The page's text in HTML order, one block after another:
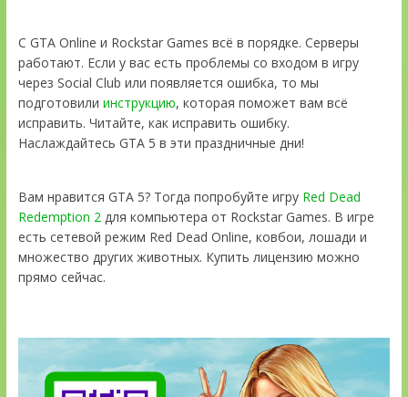
С GTA Online и Rockstar Games всё в порядке. Серверы
работают. Если у вас есть проблемы со входом в игру
через Social Club или появляется ошибка, то мы
подготовили инструкцию, которая поможет вам всё
исправить. Читайте, как исправить ошибку.
Наслаждайтесь GTA 5 в эти праздничные дни!
Вам нравится GTA 5? Тогда попробуйте игру Red Dead
Redemption 2 для компьютера от Rockstar Games. В игре
есть сетевой режим Red Dead Online, ковбои, лошади и
множество других животных. Купить лицензию можно
прямо сейчас.